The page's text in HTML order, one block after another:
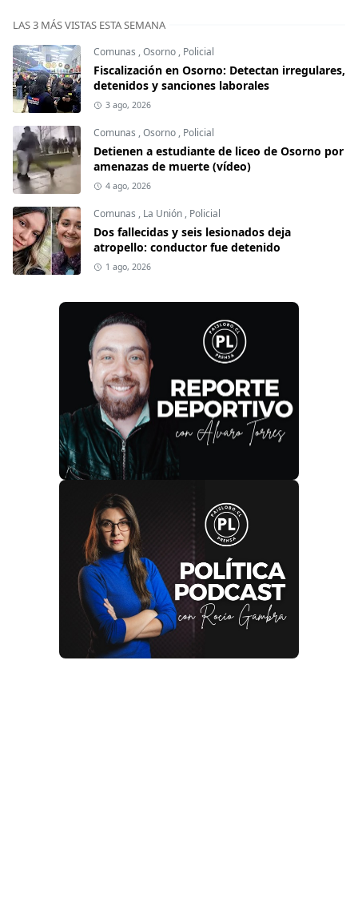
LAS 3 MÁS VISTAS ESTA SEMANA
Comunas ,Osorno , Policial
Fiscalización en Osorno: Detectan irregulares,
detenidos y sanciones laborales
3 ago, 2026
Comunas ,Osorno , Policial
Detienen a estudiante de liceo de Osorno por
amenazas de muerte (vídeo)
4 ago, 2026
Comunas , La Unión , Policial
Dos fallecidas y seis lesionados deja
atropello: conductor fue detenido
1 ago, 2026